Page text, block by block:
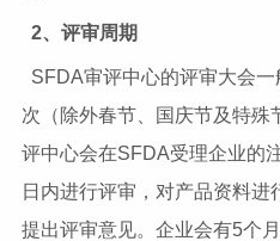
2、评审周期
SFDA审评中心的评审大会
次（除外春节、国庆节及特殊
评中心会在SFDA受理企业的
日内进行评审，对产品资料进
提出评审意见。企业会有5个